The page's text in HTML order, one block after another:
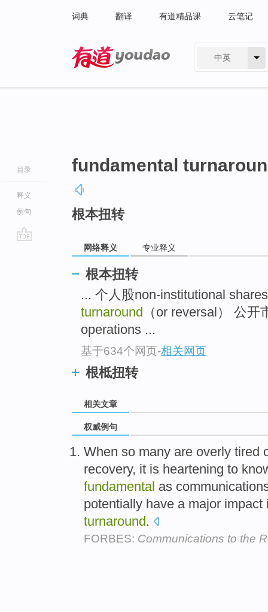
词典 翻译 有道精品课 云笔记
中英
目录
释义
例句
fundamental
根本扭转
网络释义 专业释义
根本扭转
... 个人股non-institutional
turnaround
（or reversal） 公
operations ...
基于634个网页-相关网页
根柢扭转
相关文章
权威例句
When so many are overly tired
recovery, it is heartening to
fundamental as
potentially have a major
turnaround .
FORBES: Communications to the